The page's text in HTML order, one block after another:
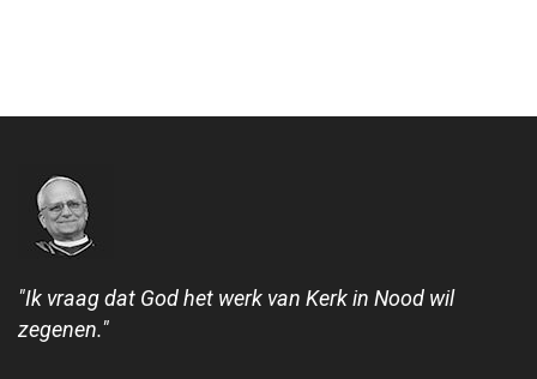
"Ik vraag dat God het werk van Kerk in Nood wil
zegenen."